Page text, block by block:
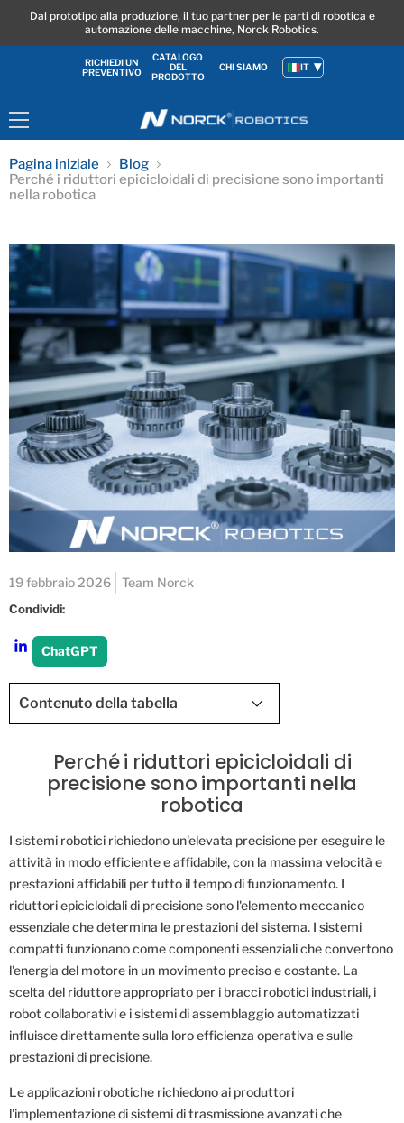
Dal prototipo alla produzione, il tuo partner per le parti di robotica e
automazione delle macchine, Norck Robotics.
RICHIEDI UN
PREVENTIVO
CATALOGO
DEL
PRODOTTO
CHI SIAMO IT
Pagina iniziale
Blog
Perché i riduttori epicicloidali di precisione sono importanti
nella robotica
Condividi:
ChatGPT
19 febbraio 2026 Team Norck
Contenuto della tabella
Perché i riduttori epicicloidali di
precisione sono importanti nella
robotica
I sistemi robotici richiedono un'elevata precisione per eseguire le
attività in modo efficiente e affidabile, con la massima velocità e
prestazioni affidabili per tutto il tempo di funzionamento. I
riduttori epicicloidali di precisione sono l'elemento meccanico
essenziale che determina le prestazioni del sistema. I sistemi
compatti funzionano come componenti essenziali che convertono
l'energia del motore in un movimento preciso e costante. La
scelta del riduttore appropriato per i bracci robotici industriali, i
robot collaborativi e i sistemi di assemblaggio automatizzati
influisce direttamente sulla loro efficienza operativa e sulle
prestazioni di precisione.
Le applicazioni robotiche richiedono ai produttori
l'implementazione di sistemi di trasmissione avanzati che